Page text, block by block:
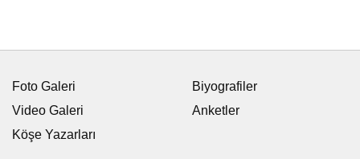
Foto Galeri
Video Galeri
Köşe Yazarları
Biyografiler
Anketler